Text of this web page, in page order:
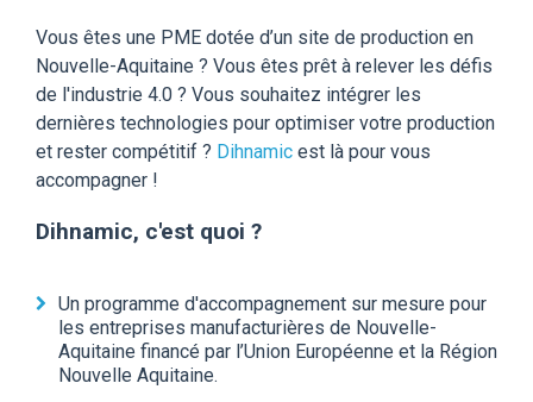
Vous êtes une PME dotée d’un site de production en
Nouvelle-Aquitaine ? Vous êtes prêt à relever les défis
de l'industrie 4.0 ? Vous souhaitez intégrer les
dernières technologies pour optimiser votre production
et rester compétitif ? Dihnamic est là pour vous
accompagner !
Dihnamic, c'est quoi ?
Un programme d'accompagnement sur mesure pour
les entreprises manufacturières de Nouvelle-
Aquitaine financé par l’Union Européenne et la Région
Nouvelle Aquitaine.